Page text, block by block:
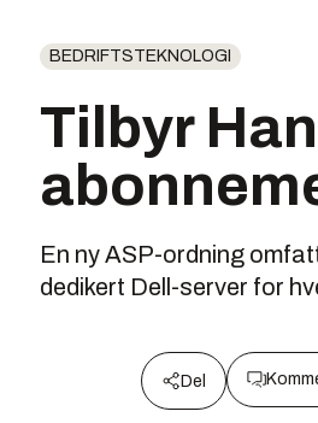
BEDRIFTSTEKNOLOGI
Tilbyr
En ny ASP-ordning
dedikert Dell-server for
Del